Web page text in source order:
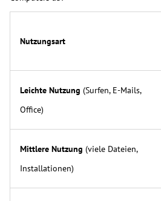
Nutzungsart
Leichte Nutzung (Surfen, E-Mails,
Office)
Mittlere Nutzung (viele Dateien,
Installationen)